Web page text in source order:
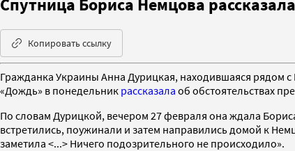
Спутница Бориса Немцова
Копировать ссылку
Гражданка Украины Анна Дурицкая, находившаяся рядом
«Дождь» в понедельник рассказала об обстоятельствах
По словам Дурицкой, вечером 27 февраля она ждала
встретились, поужинали и затем направились домой к
заметила <...> Ничего подозрительного не происходило».